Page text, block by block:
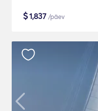
$1,837 /päev